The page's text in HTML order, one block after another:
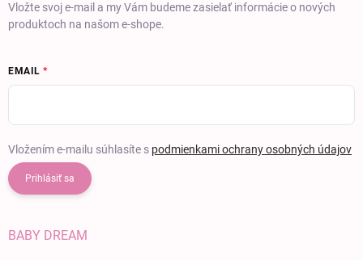
Vložte svoj e-mail a my Vám budeme zasielať informácie o nových
produktoch na našom e-shope.
EMAIL
Vložením e-mailu súhlasíte s podmienkami ochrany osobných údajov
Prihlásiť sa
BABY DREAM